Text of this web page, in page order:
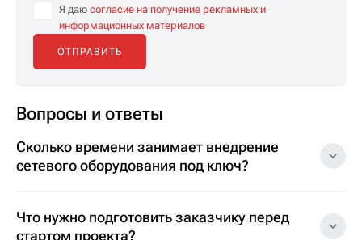
Я даю согласие на получение рекламных и
информационных материалов
Вопросы и ответы
Сколько времени занимает внедрение
сетевого оборудования под ключ?
Что нужно подготовить заказчику перед
стартом проекта?